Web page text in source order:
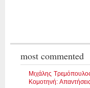
most commented
Μιχάλης
Κομοτηνή: